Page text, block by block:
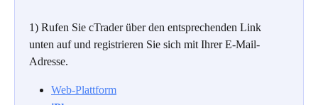
1) Rufen Sie cTrader über den entsprechenden Link
unten auf und registrieren Sie sich mit Ihrer E-Mail-
Adresse.
Web-Plattform